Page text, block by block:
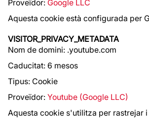
Proveïdor: Google LLC
Aquesta cookie està configurada per
VISITOR_PRIVACY_METADATA
Nom de domini: .youtube.com
Caducitat: 6 mesos
Tipus: Cookie
Proveïdor: Youtube (Google LLC)
Aquesta cookie s'utilitza per rastrejar